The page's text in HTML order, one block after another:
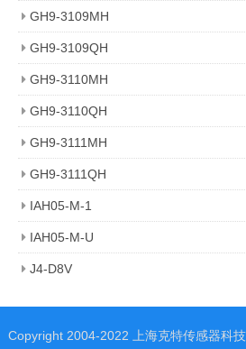
GH9-3109MH
GH9-3109QH
GH9-3110MH
GH9-3110QH
GH9-3111MH
GH9-3111QH
IAH05-M-1
IAH05-M-U
J4-D8V
Copyright 2004-2022 上海克特传感器科